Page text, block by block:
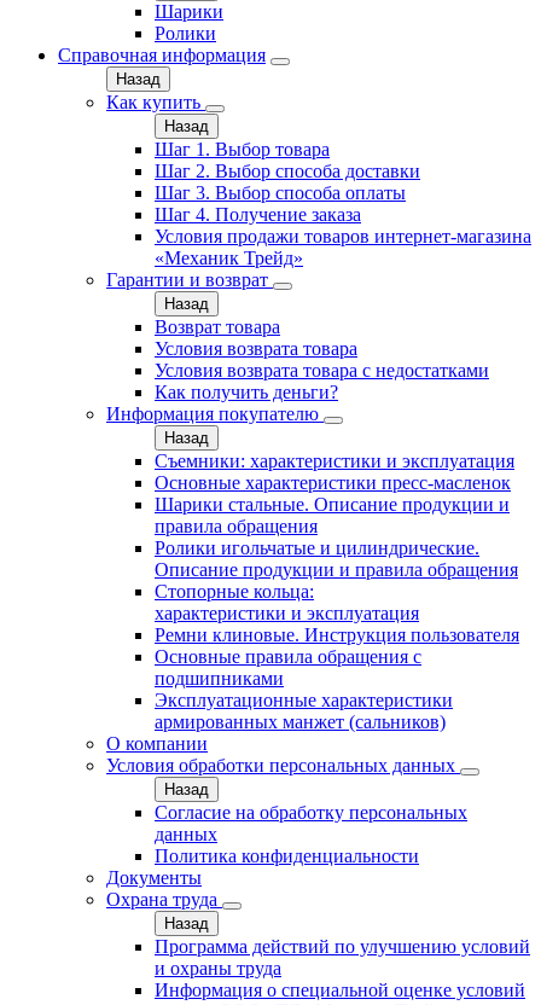
Шарики
Ролики
Справочная информация
Назад
Как купить
Назад
Шаг 1. Выбор товара
Шаг 2. Выбор способа доставки
Шаг 3. Выбор способа оплаты
Шаг 4. Получение заказа
Условия продажи товаров интернет-магазина
«Механик Трейд»
Гарантии и возврат
Назад
Возврат товара
Условия возврата товара
Условия возврата товара с недостатками
Как получить деньги?
Информация покупателю
Назад
Съемники: характеристики и эксплуатация
Основные характеристики пресс‑масленок
Шарики стальные. Описание продукции и
правила обращения
Ролики игольчатые и цилиндрические.
Описание продукции и правила обращения
Стопорные кольца:
характеристики и эксплуатация
Ремни клиновые. Инструкция пользователя
Основные правила обращения с
подшипниками
Эксплуатационные характеристики
армированных манжет (сальников)
О компании
Условия обработки персональных данных
Назад
Согласие на обработку персональных
данных
Политика конфиденциальности
Документы
Охрана труда
Назад
Программа действий по улучшению условий
и охраны труда
Информация о специальной оценке условий